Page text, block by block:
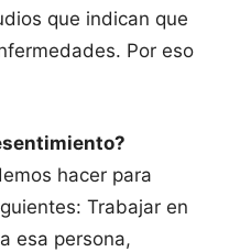
que indican que
Por eso
hacer para
Trabajar en
esa persona,